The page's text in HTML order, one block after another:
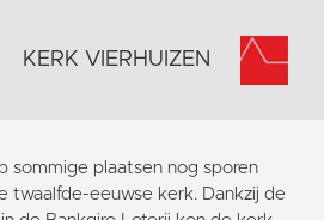
KERK VIERHUIZEN
sommige plaatsen nog sporen
twaalfde-eeuwse kerk. Dankzij de